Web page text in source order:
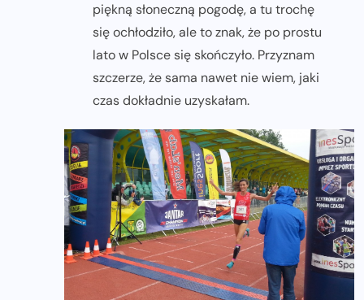
piękną słoneczną pogodę, a tu trochę
się ochłodziło, ale to znak, że po prostu
lato w Polsce się skończyło. Przyznam
szczerze, że sama nawet nie wiem, jaki
czas dokładnie uzyskałam.